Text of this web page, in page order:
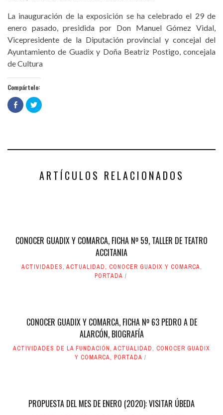
La inauguración de la exposición se ha celebrado el 29 de
enero pasado, presidida por Don Manuel Gómez Vidal,
Vicepresidente de la Diputación provincial y concejal del
Ayuntamiento de Guadix y Doña Beatriz Postigo, concejala
de Cultura
Compártelo:
Haz
clic
para
en
Haz
clic
en
ARTÍCULOS RELACIONADOS
CONOCER GUADIX Y COMARCA, FICHA Nº 59, TALLER DE TEATRO
ACCITANIA
ACTIVIDADES, ACTUALIDAD, CONOCER GUADIX Y COMARCA,
PORTADA
CONOCER GUADIX Y COMARCA, FICHA Nº 63 PEDRO A DE
ALARCÓN, BIOGRAFÍA
ACTIVIDADES DE LA FUNDACIÓN, ACTUALIDAD, CONOCER GUADIX
Y COMARCA, PORTADA
PROPUESTA DEL MES DE ENERO (2020): VISITAR ÚBEDA